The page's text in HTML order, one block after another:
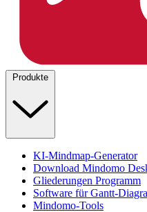
Produkte
KI-Mindmap-Generator
Download Mindomo
Gliederungen Programm
Software für Gantt-
Mindomo-Tools